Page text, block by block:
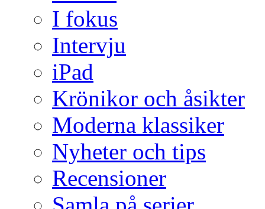
I fokus
Intervju
iPad
Krönikor och åsikter
Moderna klassiker
Nyheter och tips
Recensioner